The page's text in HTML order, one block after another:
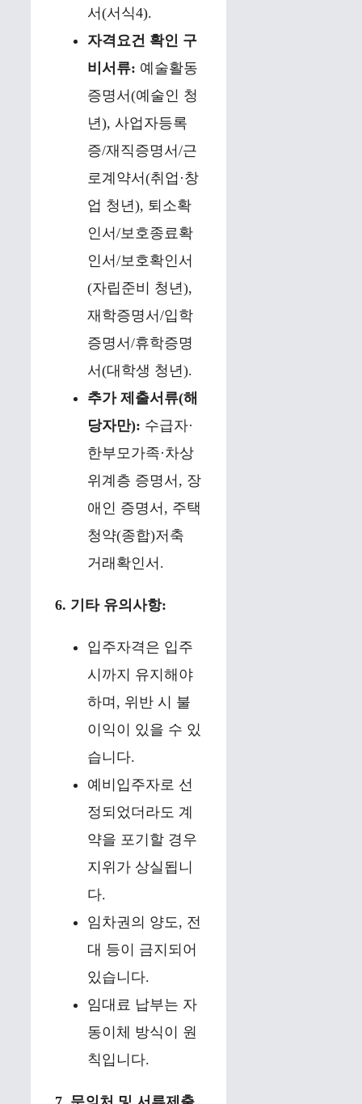
서(서식4).
자격요건 확인 구
비서류: 예술활동
증명서(예술인 청
년), 사업자등록
증/재직증명서/근
로계약서(취업·창
업 청년), 퇴소확
인서/보호종료확
인서/보호확인서
(자립준비 청년),
재학증명서/입학
증명서/휴학증명
서(대학생 청년).
추가 제출서류(해
당자만): 수급자·
한부모가족·차상
위계층 증명서, 장
애인 증명서, 주택
청약(종합)저축
거래확인서.
6. 기타 유의사항:
입주자격은 입주
시까지 유지해야
하며, 위반 시 불
이익이 있을 수 있
습니다.
예비입주자로 선
정되었더라도 계
약을 포기할 경우
지위가 상실됩니
다.
임차권의 양도, 전
대 등이 금지되어
있습니다.
임대료 납부는 자
동이체 방식이 원
칙입니다.